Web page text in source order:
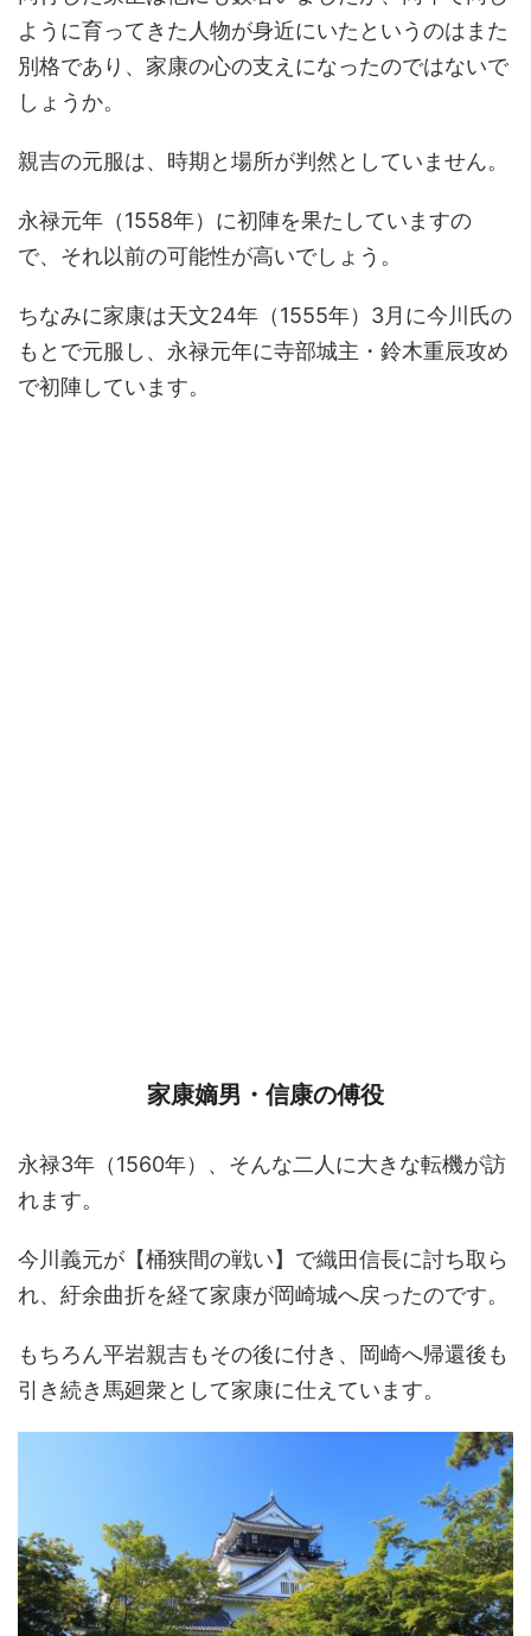
ように育ってきた人物が身近にいたというのはまた
別格であり、家康の心の支えになったのではないで
しょうか。
親吉の元服は、時期と場所が判然としていません。
永禄元年（1558年）に初陣を果たしていますの
で、それ以前の可能性が高いでしょう。
ちなみに家康は天文24年（1555年）3月に今川氏の
もとで元服し、永禄元年に寺部城主・鈴木重辰攻め
で初陣しています。
家康嫡男・信康の傅役
永禄3年（1560年）、そんな二人に大きな転機が訪
れます。
今川義元が【桶狭間の戦い】で織田信長に討ち取ら
れ、紆余曲折を経て家康が岡崎城へ戻ったのです。
もちろん平岩親吉もその後に付き、岡崎へ帰還後も
引き続き馬廻衆として家康に仕えています。